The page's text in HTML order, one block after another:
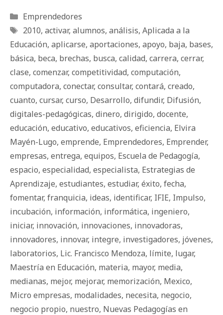
Categorías
Emprendedores
Etiquetas
2010, activar, alumnos, análisis, Aplicada a la
Educación, aplicarse, aportaciones, apoyo, baja, bases,
básica, beca, brechas, busca, calidad, carrera, cerrar,
clase, comenzar, competitividad, computación,
computadora, conectar, consultar, contará, creado,
cuanto, cursar, curso, Desarrollo, difundir, Difusión,
digitales-pedagógicas, dinero, dirigido, docente,
educación, educativo, educativos, eficiencia, Elvira
Mayén-Lugo, emprende, Emprendedores, Emprender,
empresas, entrega, equipos, Escuela de Pedagogía,
espacio, especialidad, especialista, Estrategias de
Aprendizaje, estudiantes, estudiar, éxito, fecha,
fomentar, franquicia, ideas, identificar, IFIE, Impulso,
incubación, información, informática, ingeniero,
iniciar, innovación, innovaciones, innovadoras,
innovadores, innovar, integre, investigadores, jóvenes,
laboratorios, Lic. Francisco Mendoza, límite, lugar,
Maestría en Educación, materia, mayor, media,
medianas, mejor, mejorar, memorización, Mexico,
Micro empresas, modalidades, necesita, negocio,
negocio propio, nuestro, Nuevas Pedagogías en